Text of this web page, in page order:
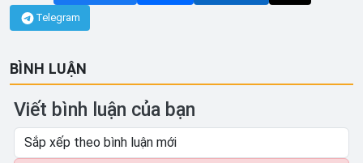
Telegram
BÌNH LUẬN
Viết bình luận của bạn